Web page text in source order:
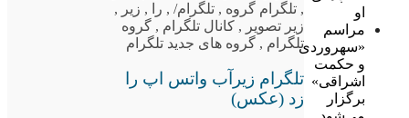
او
مراسم
«سهروردی
و حکمت
اشراقی»
برگزار
, تلگرام گروه , تلگرام/, را , زیر ,
زیر تصویر , کانال تلگرام , گروه
تلگرام , گروه های جدید تلگرام
تلگرام زیرآب واتس اپ را
زد (عکس)